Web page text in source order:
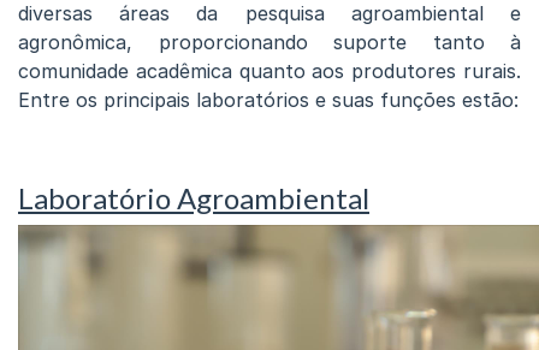
diversas áreas da pesquisa agroambiental e
agronômica, proporcionando suporte tanto à
comunidade acadêmica quanto aos produtores rurais.
Entre os principais laboratórios e suas funções estão:
Laboratório Agroambiental